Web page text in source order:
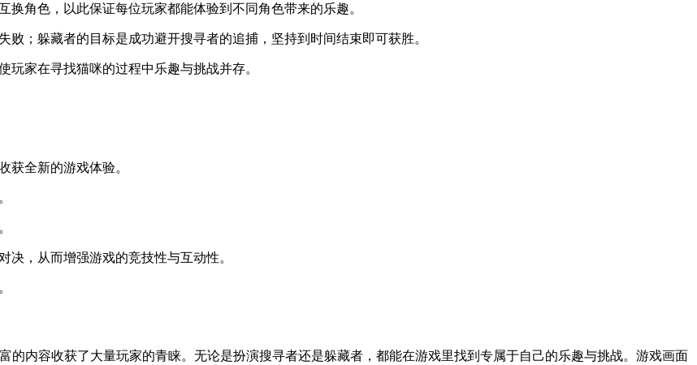
角色，以此保证每位玩家都能体验到不同角色带来的乐趣。
；躲藏者的目标是成功避开搜寻者的追捕，坚持到时间结束即可获胜。
家在寻找猫咪的过程中乐趣与挑战并存。
获全新的游戏体验。
，从而增强游戏的竞技性与互动性。
的内容收获了大量玩家的青睐。无论是扮演搜寻者还是躲藏者，都能在游戏里找到专属于自己的乐趣与挑战。游戏画面